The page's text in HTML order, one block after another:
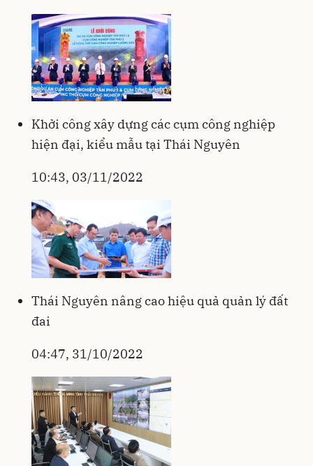
Khởi công xây dựng các cụm công nghiệp
hiện đại, kiểu mẫu tại Thái Nguyên
10:43, 03/11/2022
Thái Nguyên nâng cao hiệu quả quản lý đất
đai
04:47, 31/10/2022